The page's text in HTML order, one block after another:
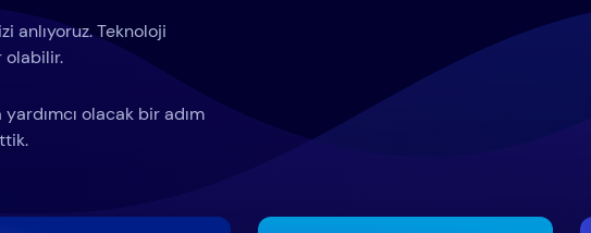
anlıyoruz. Teknoloji
olabilir.
olacak bir adım